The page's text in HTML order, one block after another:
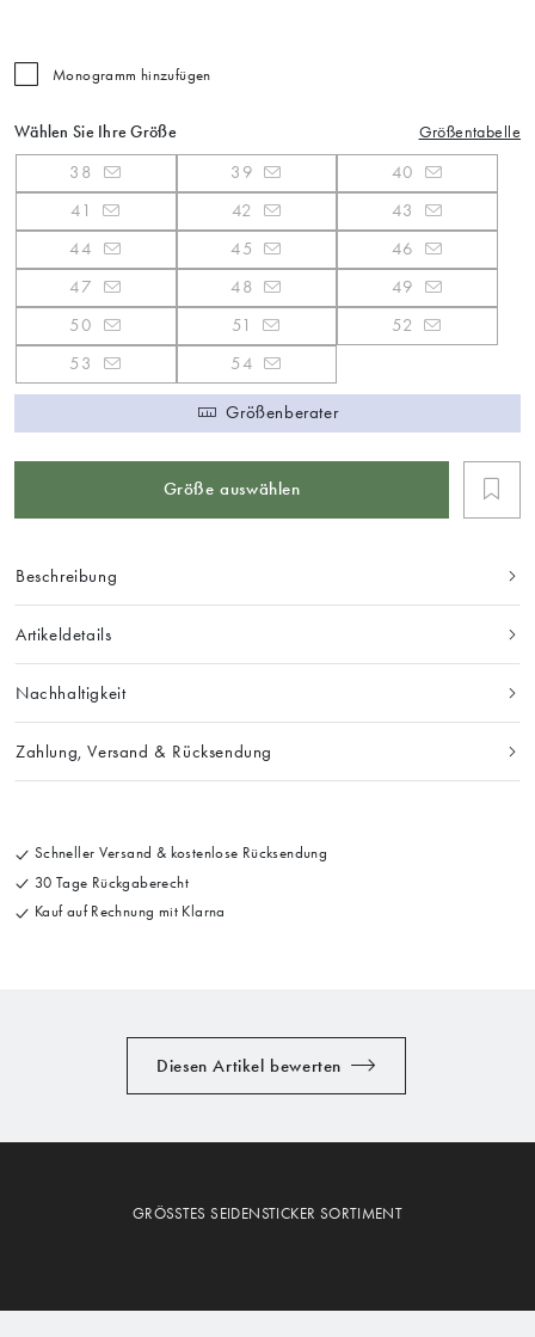
Monogramm hinzufügen
Wählen Sie Ihre Größe Größentabelle
38 39
40
41
42
43
44
45
46
47
48
49
50
51
52
53
54
Größenberater
Größe auswählen
Beschreibung
Artikeldetails
Nachhaltigkeit
Zahlung, Versand & Rücksendung
Schneller Versand & kostenlose Rücksendung
30 Tage Rückgaberecht
Kauf auf Rechnung mit Klarna
Diesen Artikel bewerten
GRÖSSTES SEIDENSTICKER SORTIMENT